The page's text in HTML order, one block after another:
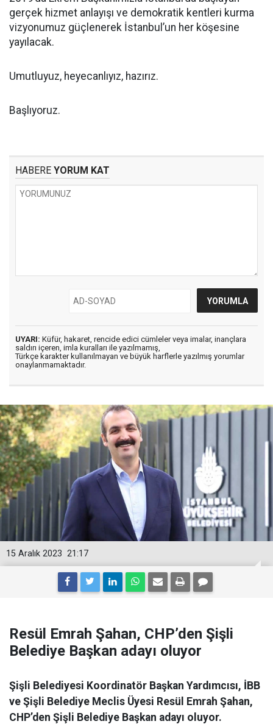
gerçek hizmet anlayışı ve demokratik kentleri kurma
vizyonumuz güçlenerek İstanbul’un her köşesine
yayılacak.
Umutluyuz, heyecanlıyız, hazırız.
Başlıyoruz.
HABERE YORUM KAT
UYARI: Küfür, hakaret, rencide edici cümleler veya imalar, inançlara
saldırı içeren, imla kuralları ile yazılmamış,
Türkçe karakter kullanılmayan ve büyük harflerle yazılmış yorumlar
onaylanmamaktadır.
21:17
15 Aralık 2023
Resül Emrah Şahan, CHP’den Şişli
Belediye Başkan adayı oluyor
Şişli Belediyesi Koordinatör Başkan Yardımcısı, İBB
ve Şişli Belediye Meclis Üyesi Resül Emrah Şahan,
CHP’den Şişli Belediye Başkan adayı oluyor.